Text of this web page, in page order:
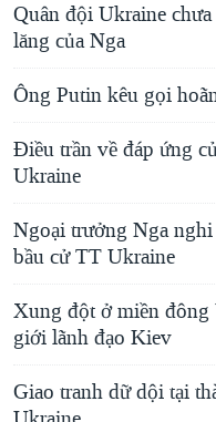
Quân đội Ukraine
lăng của Nga
Ông Putin kêu gọi
Ðiều trần về đáp ứng
Ukraine
Ngoại trưởng Nga
bầu cử TT Ukraine
Xung đột ở miền
giới lãnh đạo Kiev
Giao tranh dữ dội tại